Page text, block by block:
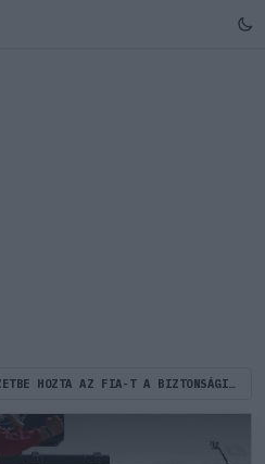
KÍNOS HELYZETBE HOZTA AZ FIA-T A BIZTONSÁGI AUTÓS BOTRÁNY